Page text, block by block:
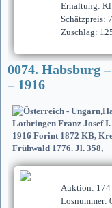
Erhaltung:
Schätzpreis:
Zuschlag:
0074. Habsburg
– 1916
Auktion: 174
Losnummer: